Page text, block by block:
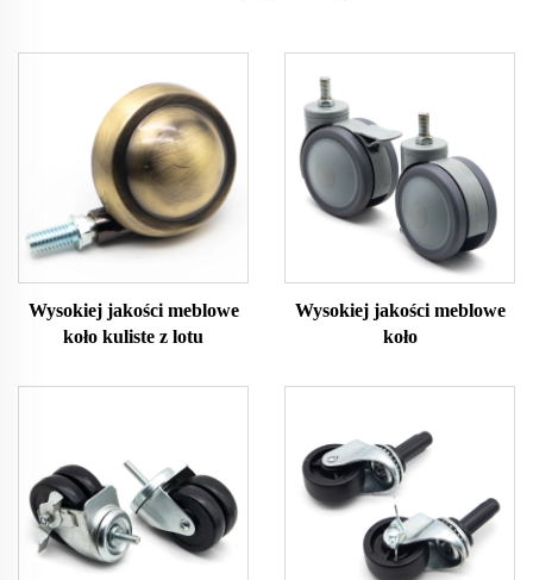
Wysokiej jakości meblowe
koło kuliste z lotu
Wysokiej jakości meblowe
koło